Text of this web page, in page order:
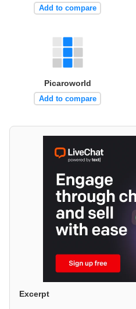
Add to compare
Picaroworld
Add to compare
Excerpt